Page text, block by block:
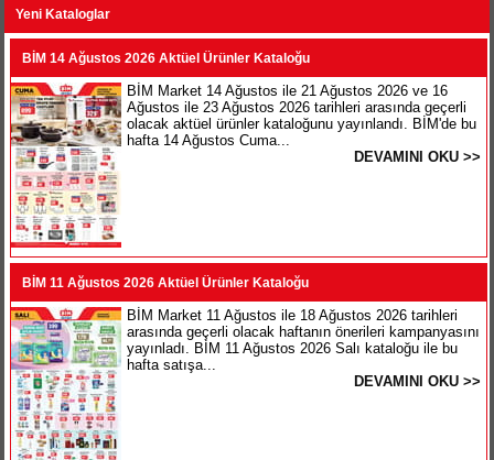
Yeni Kataloglar
BİM 14 Ağustos 2026 Aktüel Ürünler Kataloğu
BİM Market 14 Ağustos ile 21 Ağustos 2026 ve 16
Ağustos ile 23 Ağustos 2026 tarihleri arasında geçerli
olacak aktüel ürünler kataloğunu yayınlandı. BİM'de bu
hafta 14 Ağustos Cuma...
DEVAMINI OKU >>
BİM 11 Ağustos 2026 Aktüel Ürünler Kataloğu
BİM Market 11 Ağustos ile 18 Ağustos 2026 tarihleri
arasında geçerli olacak haftanın önerileri kampanyasını
yayınladı. BİM 11 Ağustos 2026 Salı kataloğu ile bu
hafta satışa...
DEVAMINI OKU >>